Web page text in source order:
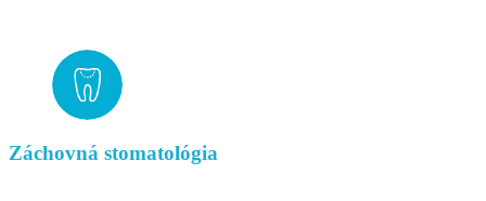
Záchovná stomatológia